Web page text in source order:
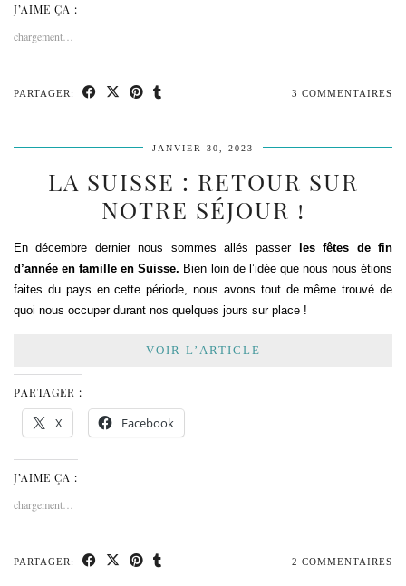
J’AIME ÇA :
chargement…
PARTAGER: 3 COMMENTAIRES
JANVIER 30, 2023
LA SUISSE : RETOUR SUR
NOTRE SÉJOUR !
En décembre dernier nous sommes allés passer
les fêtes de fin
d’année en famille en Suisse. Bien loin de l’idée que nous nous étions
faites du pays en cette période, nous avons tout de même trouvé de
quoi nous occuper durant nos quelques jours sur place !
VOIR L’ARTICLE
PARTAGER :
X Facebook
J’AIME ÇA :
chargement…
PARTAGER: 2 COMMENTAIRES